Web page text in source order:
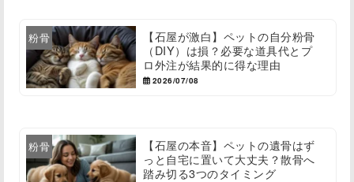
粉骨
【石屋が激白】ペットの自分粉骨
（DIY）は損？必要な道具代とプ
ロ外注が結果的に得な理由
2026/07/08
粉骨
【石屋の本音】ペットの遺骨はず
っと自宅に置いて大丈夫？散骨へ
踏み切る3つのタイミング